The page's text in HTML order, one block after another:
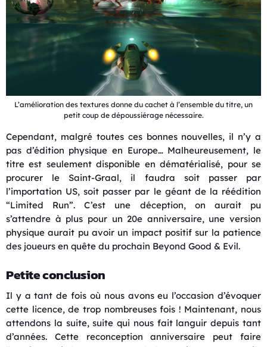
L’amélioration des textures donne du cachet à l’ensemble du titre, un
petit coup de dépoussiérage nécessaire.
Cependant, malgré toutes ces bonnes nouvelles, il n’y a
pas d’édition physique en Europe… Malheureusement, le
titre est seulement disponible en dématérialisé, pour se
procurer le Saint-Graal, il faudra soit passer par
l’importation US, soit passer par le géant de la réédition
“Limited Run”. C’est une déception, on aurait pu
s’attendre à plus pour un 20e anniversaire, une version
physique aurait pu avoir un impact positif sur la patience
des joueurs en quête du prochain Beyond Good & Evil.
Petite conclusion
Il y a tant de fois où nous avons eu l’occasion d’évoquer
cette licence, de trop nombreuses fois ! Maintenant, nous
attendons la suite, suite qui nous fait languir depuis tant
d’années. Cette reconception anniversaire peut faire